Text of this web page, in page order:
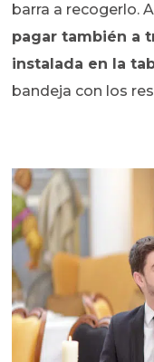
barra a recogerlo.
pagar también a
instalada en la
bandeja con los